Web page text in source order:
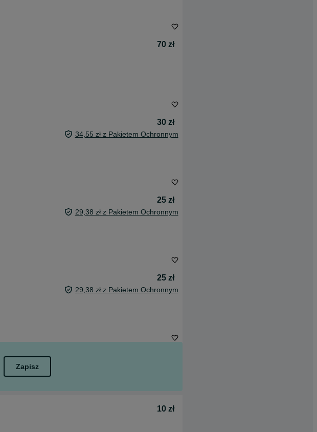
70 zł
30 zł
34,55 zł z Pakietem Ochronnym
25 zł
29,38 zł z Pakietem Ochronnym
25 zł
29,38 zł z Pakietem Ochronnym
Zapisz
10 zł